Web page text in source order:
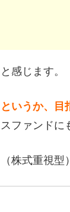
感じます。
いうか、
ファンドに
株式重視型